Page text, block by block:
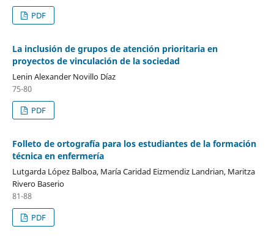
PDF
La inclusión de grupos de atención prioritaria en
proyectos de vinculación de la sociedad
Lenin Alexander Novillo Díaz
75-80
PDF
Folleto de ortografía para los estudiantes de la formación
técnica en enfermería
Lutgarda López Balboa, María Caridad Eizmendiz Landrian, Maritza
Rivero Baserio
81-88
PDF